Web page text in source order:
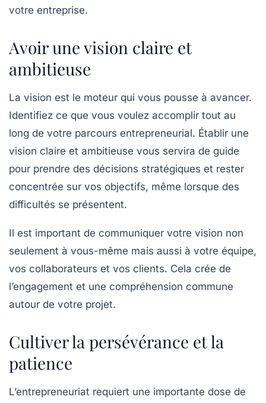
votre entreprise.
Avoir une vision claire et
ambitieuse
La vision est le moteur qui vous pousse à avancer.
Identifiez ce que vous voulez accomplir tout au
long de votre parcours entrepreneurial. Établir une
vision claire et ambitieuse vous servira de guide
pour prendre des décisions stratégiques et rester
concentrée sur vos objectifs, même lorsque des
difficultés se présentent.
Il est important de communiquer votre vision non
seulement à vous-même mais aussi à votre équipe,
vos collaborateurs et vos clients. Cela crée de
l’engagement et une compréhension commune
autour de votre projet.
Cultiver la persévérance et la
patience
L’entrepreneuriat requiert une importante dose de